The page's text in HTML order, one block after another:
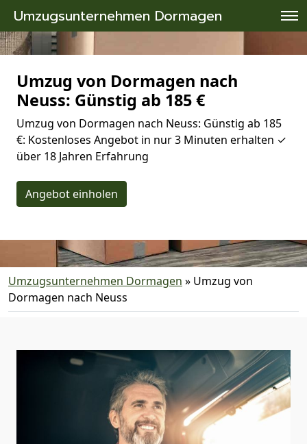
Umzugsunternehmen Dormagen
Umzug von Dormagen nach
Neuss: Günstig ab 185 €
Umzug von Dormagen nach Neuss: Günstig ab 185
€: Kostenloses Angebot in nur 3 Minuten erhalten ✓
über 18 Jahren Erfahrung
Angebot einholen
Umzugsunternehmen Dormagen » Umzug von
Dormagen nach Neuss